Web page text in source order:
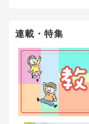
連載・特集